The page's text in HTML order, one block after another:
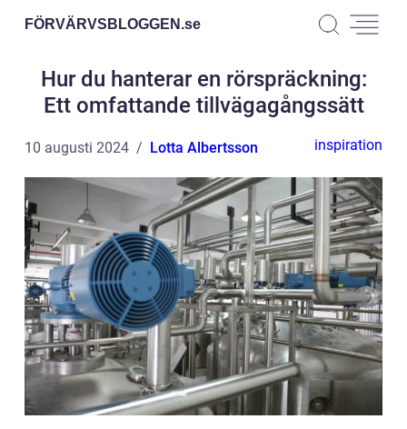
FÖRVÄRVSBLOGGEN.se
Hur du hanterar en rörspräckning:
Ett omfattande tillvägagångssätt
10 augusti 2024 Lotta Albertsson inspiration